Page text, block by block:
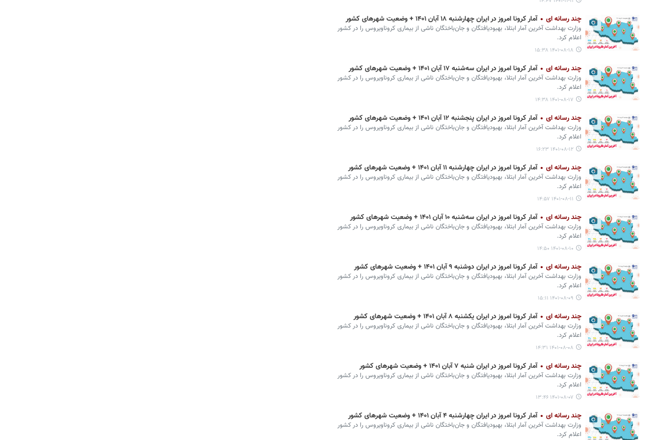
چند رسانه ای آمار کرونا امروز در ایران چهارشنبه ۱۸ آبان ۱۴۰۱ + وضعیت شهرهای کشور
وزارت بهداشت آخرین آمار ابتلا، بهبودیافتگان و جان‌باختگان ناشی از بیماری کروناویروس را در کشور
اعلام کرد.
۱۴۰۱-۰۸-۱۸ ۱۵:۳۸
چند رسانه ای آمار کرونا امروز در ایران سه‌‎شنبه ۱۷ آبان ۱۴۰۱ + وضعیت شهرهای کشور
وزارت بهداشت آخرین آمار ابتلا، بهبودیافتگان و جان‌باختگان ناشی از بیماری کروناویروس را در کشور
اعلام کرد.
۱۴۰۱-۰۸-۱۷ ۱۴:۳۸
چند رسانه ای آمار کرونا امروز در ایران پنجشنبه ۱۲ آبان ۱۴۰۱ + وضعیت شهرهای کشور
وزارت بهداشت آخرین آمار ابتلا، بهبودیافتگان و جان‌باختگان ناشی از بیماری کروناویروس را در کشور
اعلام کرد.
۱۴۰۱-۰۸-۱۲ ۱۶:۲۳
چند رسانه ای آمار کرونا امروز در ایران چهارشنبه ۱۱ آبان ۱۴۰۱ + وضعیت شهرهای کشور
وزارت بهداشت آخرین آمار ابتلا، بهبودیافتگان و جان‌باختگان ناشی از بیماری کروناویروس را در کشور
اعلام کرد.
۱۴۰۱-۰۸-۱۱ ۱۴:۵۷
چند رسانه ای آمار کرونا امروز در ایران سه‌شنبه ۱۰ آبان ۱۴۰۱ + وضعیت شهرهای کشور
وزارت بهداشت آخرین آمار ابتلا، بهبودیافتگان و جان‌باختگان ناشی از بیماری کروناویروس را در کشور
اعلام کرد.
۱۴۰۱-۰۸-۱۰ ۱۴:۵۰
چند رسانه ای آمار کرونا امروز در ایران دوشنبه ۹ آبان ۱۴۰۱ + وضعیت شهرهای کشور
وزارت بهداشت آخرین آمار ابتلا، بهبودیافتگان و جان‌باختگان ناشی از بیماری کروناویروس را در کشور
اعلام کرد.
۱۴۰۱-۰۸-۰۹ ۱۵:۱۱
چند رسانه ای آمار کرونا امروز در ایران یکشنبه ۸ آبان ۱۴۰۱ + وضعیت شهرهای کشور
وزارت بهداشت آخرین آمار ابتلا، بهبودیافتگان و جان‌باختگان ناشی از بیماری کروناویروس را در کشور
اعلام کرد.
۱۴۰۱-۰۸-۰۸ ۱۴:۳۱
چند رسانه ای آمار کرونا امروز در ایران شنبه ۷ آبان ۱۴۰۱ + وضعیت شهرهای کشور
وزارت بهداشت آخرین آمار ابتلا، بهبودیافتگان و جان‌باختگان ناشی از بیماری کروناویروس را در کشور
اعلام کرد.
۱۴۰۱-۰۸-۰۷ ۱۳:۴۶
چند رسانه ای آمار کرونا امروز در ایران چهارشنبه ۴ آبان ۱۴۰۱ + وضعیت شهرهای کشور
وزارت بهداشت آخرین آمار ابتلا، بهبودیافتگان و جان‌باختگان ناشی از بیماری کروناویروس را در کشور
اعلام کرد.